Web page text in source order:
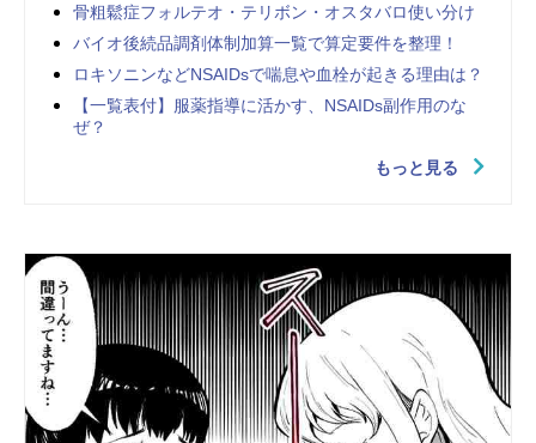
骨粗鬆症フォルテオ・テリボン・オスタバロ使い分け
バイオ後続品調剤体制加算一覧で算定要件を整理！
ロキソニンなどNSAIDsで喘息や血栓が起きる理由は？
【一覧表付】服薬指導に活かす、NSAIDs副作用のな
ぜ？
もっと見る